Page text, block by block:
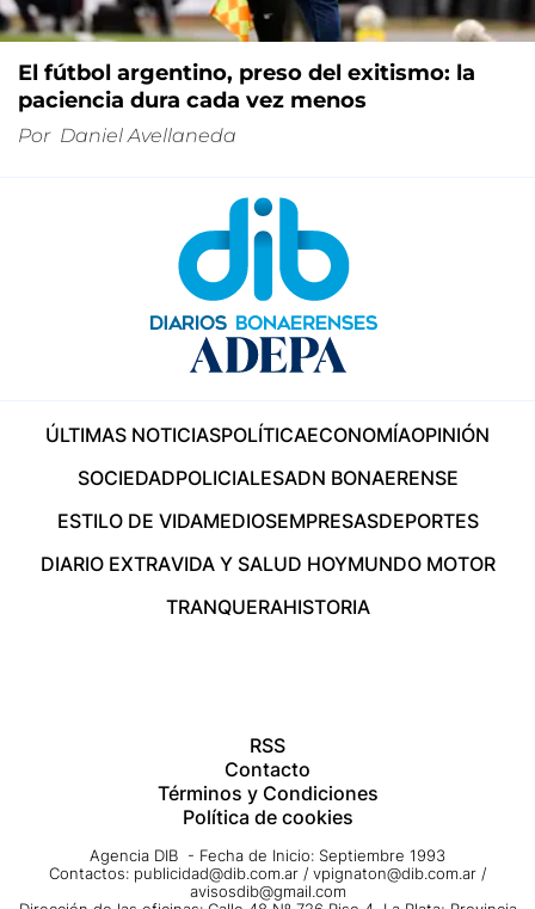
El fútbol argentino, preso del exitismo: la
paciencia dura cada vez menos
Por Daniel Avellaneda
ÚLTIMAS NOTICIASPOLÍTICAECONOMÍAOPINIÓN
SOCIEDADPOLICIALESADN BONAERENSE
ESTILO DE VIDAMEDIOSEMPRESASDEPORTES
DIARIO EXTRAVIDA Y SALUD HOYMUNDO MOTOR
TRANQUERAHISTORIA
RSS
Contacto
Términos y Condiciones
Política de cookies
Agencia DIB - Fecha de Inicio: Septiembre 1993
Contactos: publicidad@dib.com.ar / vpignaton@dib.com.ar /
avisosdib@gmail.com